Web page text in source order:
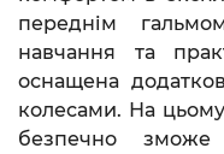
переднім
навчання та
оснащена
колесами. На
безпечно зможе